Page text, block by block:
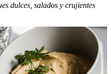
dulces, salados y crujientes